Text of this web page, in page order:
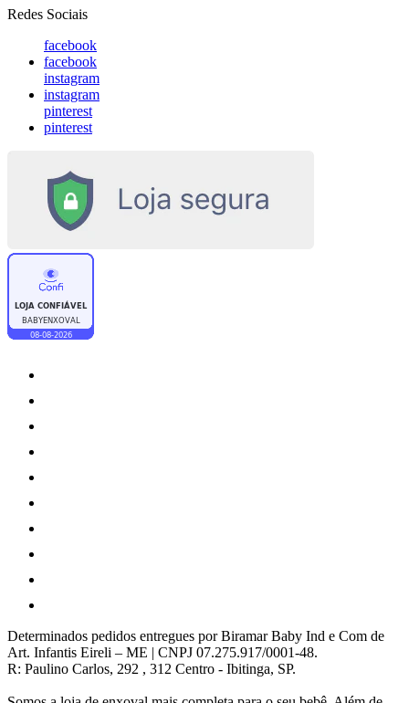
Redes Sociais
facebook
facebook
instagram
instagram
pinterest
pinterest
Determinados pedidos entregues por Biramar Baby Ind e Com de
Art. Infantis Eireli – ME | CNPJ 07.275.917/0001-48.
R: Paulino Carlos, 292 , 312 Centro - Ibitinga, SP.